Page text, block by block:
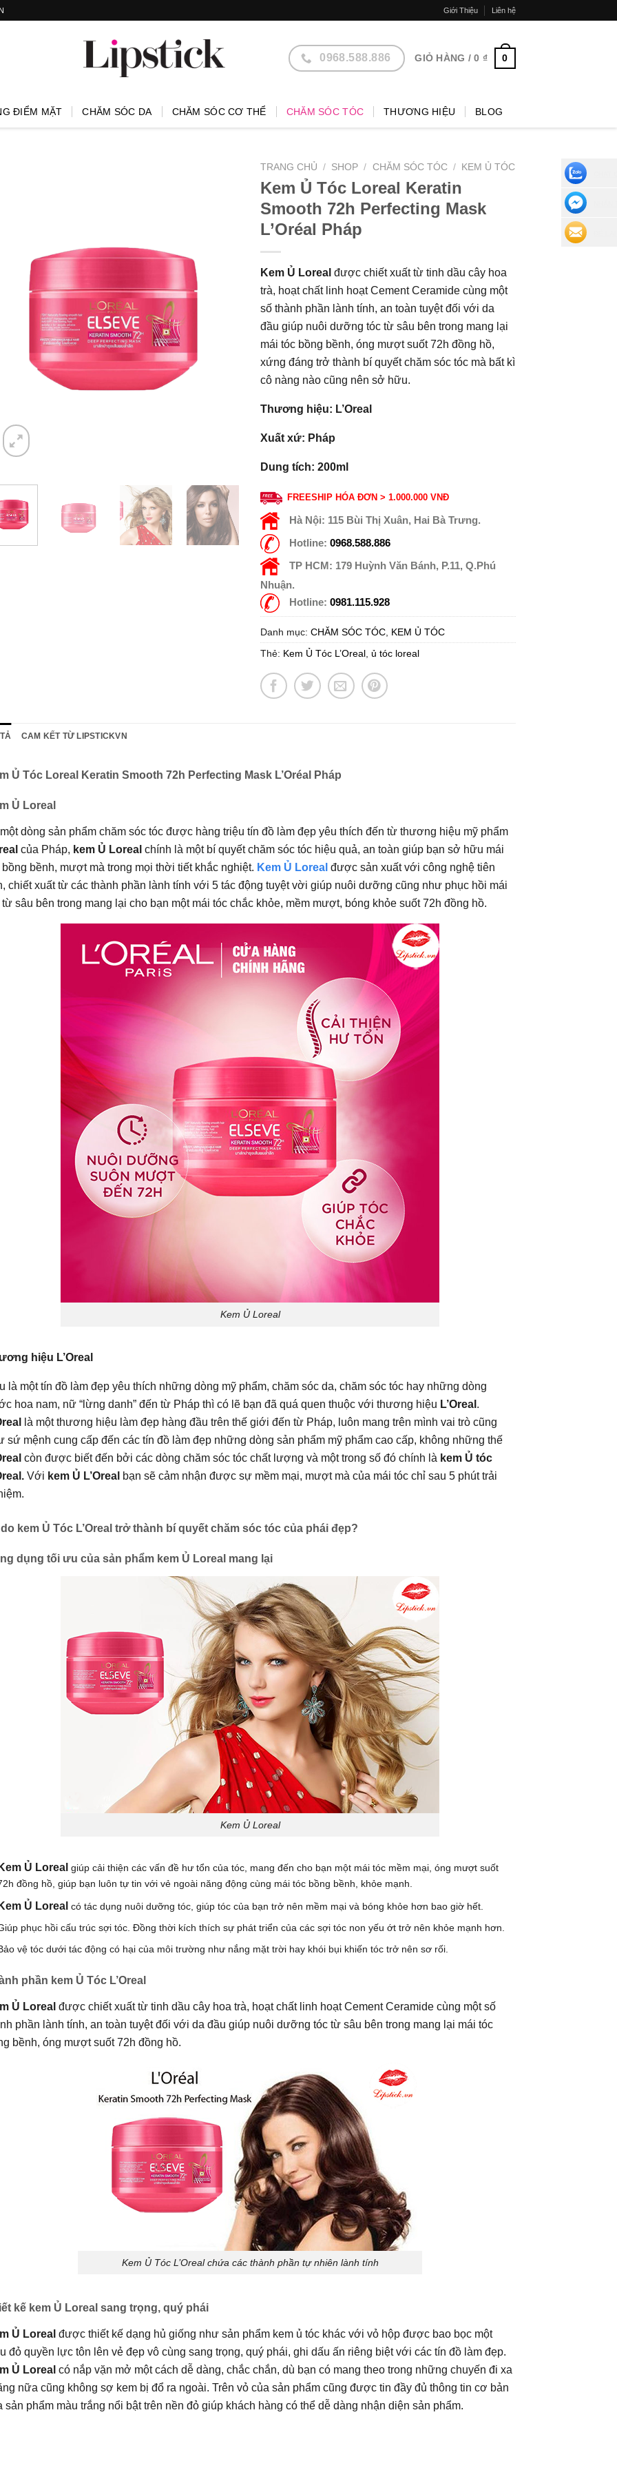
Giới Thiệu Liên hệ
0968.588.886 GIỎ HÀNG /0 ₫ 0
ĐIỂM MẶT CHĂM SÓC DA CHĂM SÓC CƠ THỂ CHĂM SÓC TÓC THƯƠNG HIỆU BLOG
TRANG CHỦ / SHOP / CHĂM SÓC TÓC / KEM Ủ TÓC
Kem Ủ Tóc Loreal Keratin
Smooth 72h Perfecting Mask
L’Oréal Pháp
Kem Ủ Lorealđược chiết xuất từ tinh dầu cây hoa
trà, hoạt chất linh hoạt Cement Ceramide cùng một
số thành phần lành tính, an toàn tuyệt đối với da
đầu giúp nuôi dưỡng tóc từ sâu bên trong mang lại
mái tóc bồng bềnh, óng mượt suốt 72h đồng hồ,
xứng đáng trở thành bí quyết chăm sóc tóc mà bất kì
cô nàng nào cũng nên sở hữu.
Thương hiệu: L’Oreal
Xuất xứ: Pháp
Dung tích: 200ml
FREESHIP HÓA ĐƠN > 1.000.000 VNĐ
Hà Nội: 115 Bùi Thị Xuân, Hai Bà Trưng.
Hotline:0968.588.886
TP HCM: 179 Huỳnh Văn Bánh, P.11, Q.Phú
Nhuận.
Hotline:0981.115.928
Danh mục:CHĂM SÓC TÓC KEM Ủ TÓC
Thẻ: Kem Ủ Tóc L’Oreal ,ủ tóc loreal
CAM KẾT TỪ LIPSTICKVN
Ủ Tóc Loreal Keratin Smooth 72h Perfecting Mask L’Oréal Pháp
Ủ Loreal
dòng sản phẩm chăm sóc tóc được hàng triệu tín đồ làm đẹp yêu thích đến từ thương hiệu mỹ phẩm
của Pháp, kem Ủ Loreal chính là một bí quyết chăm sóc tóc hiệu quả, an toàn giúp bạn sở hữu mái
bồng bềnh, mượt mà trong mọi thời tiết khắc nghiệt. Kem Ủ Loreal được sản xuất với công nghệ tiên
chiết xuất từ các thành phần lành tính với 5 tác động tuyệt vời giúp nuôi dưỡng cũng như phục hồi mái
từ sâu bên trong mang lại cho bạn một mái tóc chắc khỏe, mềm mượt, bóng khỏe suốt 72h đồng hồ.
Kem Ủ Loreal
hiệu L’Oreal
là một tín đồ làm đẹp yêu thích những dòng mỹ phẩm, chăm sóc da, chăm sóc tóc hay những dòng
hoa nam, nữ “lừng danh” đến từ Pháp thì có lẽ bạn đã quá quen thuộc với thương hiệu L’Oreal .
là một thương hiệu làm đẹp hàng đầu trên thế giới đến từ Pháp, luôn mang trên mình vai trò cũng
sứ mệnh cung cấp đến các tín đồ làm đẹp những dòng sản phẩm mỹ phẩm cao cấp, không những thế
còn được biết đến bởi các dòng chăm sóc tóc chất lượng và một trong số đó chính là kem Ủ tóc
Với kem Ủ L’Oreal bạn sẽ cảm nhận được sự mềm mại, mượt mà của mái tóc chỉ sau 5 phút trải
kem Ủ Tóc L’Oreal trở thành bí quyết chăm sóc tóc của phái đẹp?
dụng tối ưu của sản phẩm kem Ủ Loreal mang lại
Kem Ủ Loreal
Ủ Loreal giúp cải thiện các vấn đề hư tổn của tóc, mang đến cho bạn một mái tóc mềm mại, óng mượt suốt
đồng hồ, giúp bạn luôn tự tin với vẻ ngoài năng động cùng mái tóc bồng bềnh, khỏe mạnh.
Ủ Loreal có tác dụng nuôi dưỡng tóc, giúp tóc của bạn trở nên mềm mại và bóng khỏe hơn bao giờ hết.
phục hồi cấu trúc sợi tóc. Đồng thời kích thích sự phát triển của các sợi tóc non yếu ớt trở nên khỏe mạnh hơn.
vệ tóc dưới tác động có hại của môi trường như nắng mặt trời hay khói bụi khiến tóc trở nên sơ rối.
phần kem Ủ Tóc L’Oreal
Ủ Loreal được chiết xuất từ tinh dầu cây hoa trà, hoạt chất linh hoạt Cement Ceramide cùng một số
phần lành tính, an toàn tuyệt đối với da đầu giúp nuôi dưỡng tóc từ sâu bên trong mang lại mái tóc
bềnh, óng mượt suốt 72h đồng hồ.
Kem Ủ Tóc L’Oreal chứa các thành phần tự nhiên lành tính
kế kem Ủ Loreal sang trọng, quý phái
Ủ Loreal được thiết kế dạng hủ giống như sản phẩm kem ủ tóc khác với vỏ hộp được bao bọc một
đỏ quyền lực tôn lên vẻ đẹp vô cùng sang trọng, quý phái, ghi dấu ấn riêng biệt với các tín đồ làm đẹp.
Ủ Loreal có nắp vặn mở một cách dễ dàng, chắc chắn, dù bạn có mang theo trong những chuyến đi xa
nữa cũng không sợ kem bị đổ ra ngoài. Trên vỏ của sản phẩm cũng được tin đầy đủ thông tin cơ bản
sản phẩm màu trắng nổi bật trên nền đỏ giúp khách hàng có thể dễ dàng nhận diện sản phẩm.